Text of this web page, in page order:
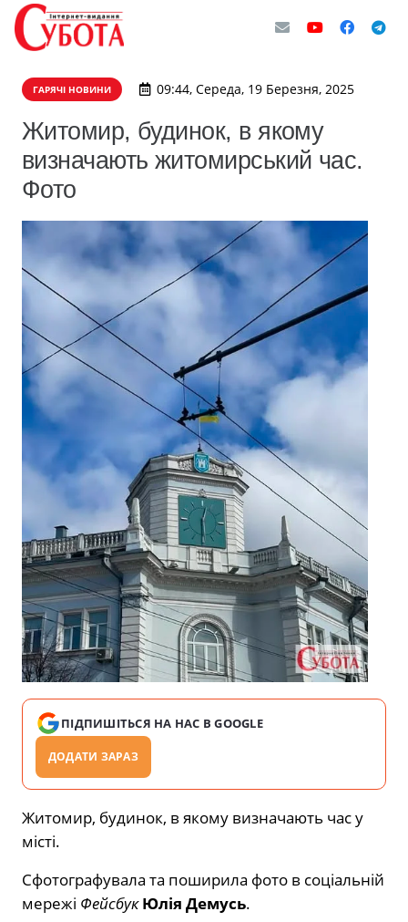
ГАРЯЧІ НОВИНИ 09:44, Середа, 19 Березня, 2025
Житомир, будинок, в якому
визначають житомирський час.
Фото
ПІДПИШІТЬСЯ НА НАС В GOOGLE
ДОДАТИ ЗАРАЗ
Житомир, будинок, в якому визначають час у
місті.
Сфотографувала та поширила фото в соціальній
мережі Фейсбук Юлія Демусь.